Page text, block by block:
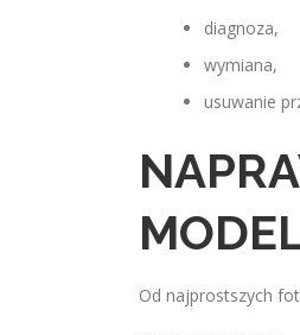
diagnoza,
wymiana,
usuwanie
Od najprostszych